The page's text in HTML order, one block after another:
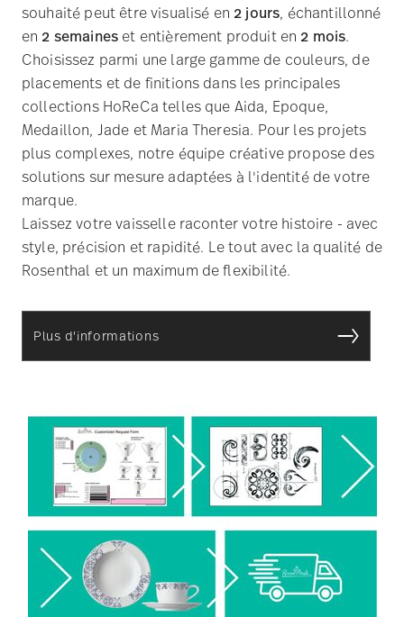
Medaillon, Jade et Maria Theresia. Pour les projets
plus complexes, notre équipe créative propose des
solutions sur mesure adaptées à l'identité de votre
marque.
Laissez votre vaisselle raconter votre histoire - avec
style, précision et rapidité. Le tout avec la qualité de
Rosenthal et un maximum de flexibilité.
Plus d'informations
Vos avantages en matière de
personnalisation en un coup d'œil